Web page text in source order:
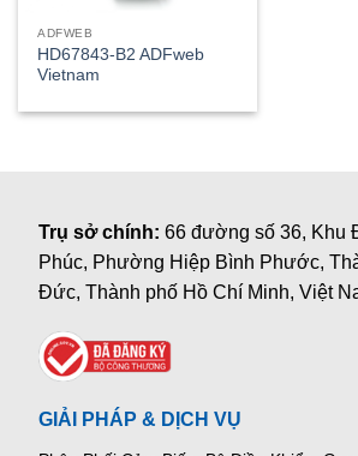
ADFWEB
HD67843-B2 ADFweb
Vietnam
Trụ sở chính:66 đường số 36, Khu
Phúc, Phường Hiệp Bình Phước,
Đức, Thành phố Hồ Chí Minh, Việt
GIẢI PHÁP & DỊCH VỤ